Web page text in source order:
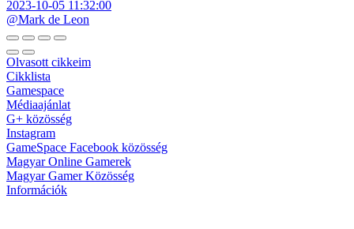
2023-10-05 11:32:00
@Mark de Leon
Olvasott cikkeim
Cikklista
Gamespace
Médiaajánlat
G+ közösség
Instagram
GameSpace Facebook közösség
Magyar Online Gamerek
Magyar Gamer Közösség
Információk